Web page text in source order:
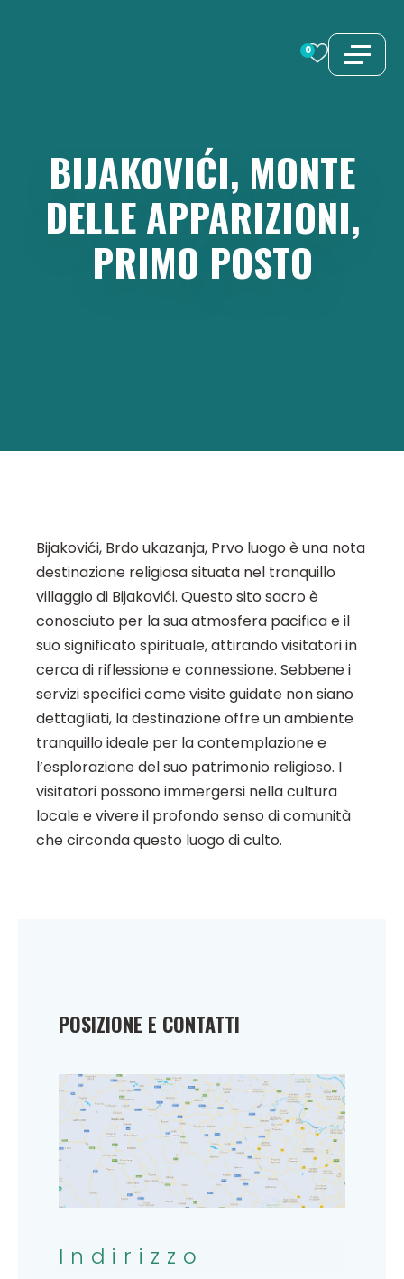
0
BIJAKOVIĆI, MONTE
DELLE APPARIZIONI,
PRIMO POSTO
Bijakovići, Brdo ukazanja, Prvo luogo è una nota
destinazione religiosa situata nel tranquillo
villaggio di Bijakovići. Questo sito sacro è
conosciuto per la sua atmosfera pacifica e il
suo significato spirituale, attirando visitatori in
cerca di riflessione e connessione. Sebbene i
servizi specifici come visite guidate non siano
dettagliati, la destinazione offre un ambiente
tranquillo ideale per la contemplazione e
l’esplorazione del suo patrimonio religioso. I
visitatori possono immergersi nella cultura
locale e vivere il profondo senso di comunità
che circonda questo luogo di culto.
POSIZIONE E CONTATTI
Indirizzo